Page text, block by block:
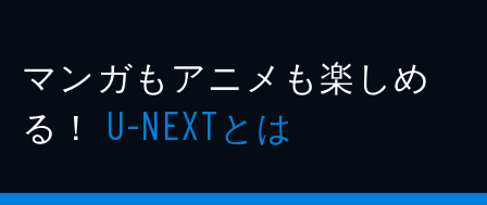
マンガもアニメも楽しめ
る！ U-NEXTとは